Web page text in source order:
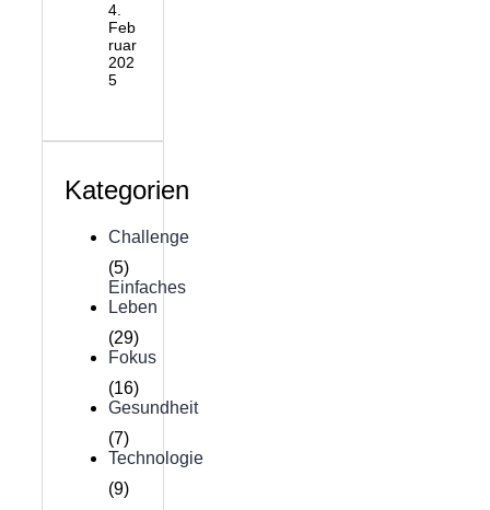
4.
Feb
ruar
202
5
Kategorien
Challenge
(5)
Einfaches
Leben
(29)
Fokus
(16)
Gesundheit
(7)
Technologie
(9)